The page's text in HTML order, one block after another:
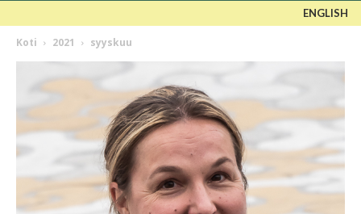
ENGLISH
Koti 2021 syyskuu